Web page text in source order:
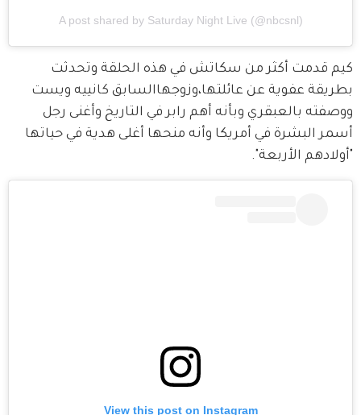
A post shared by Saturday Night Live (@nbcsnl)
كيم قدمت أكثر من سكاتش في هذه الحلقة وتحدثت
بطريقة عفوية عن عائلتها،وزوجهاالسابق كانييه ويست
ووصفته بالعبقري وبأنه أهم رابر في التاريخ وأغنى رجل
أسمر البشرة في أمريكا وأنه منحها أغلى هدية في حياتها
"أولادهم الأربعة".
View this post on Instagram